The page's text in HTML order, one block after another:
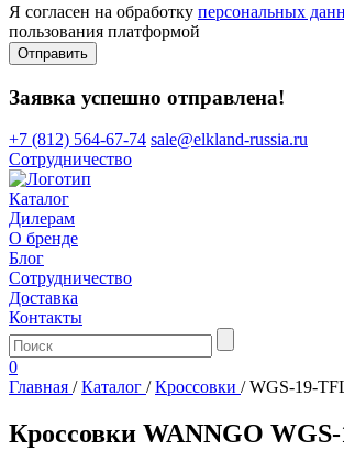
Я согласен на обработку персональных
пользования платформой
Отправить
Заявка успешно отправлена!
+7 (812) 564-67-74 sale@elkland-russia.ru
Сотрудничество
Каталог
Дилерам
О бренде
Блог
Сотрудничество
Доставка
Контакты
0
Главная / Каталог / Кроссовки / WGS-19-
Кроссовки WANNGO